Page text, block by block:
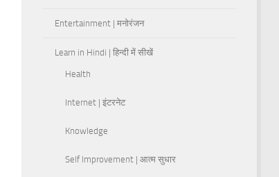
Entertainment | मनोरंजन
Learn in Hindi | हिन्दी में सीखें
Health
Internet | इंटरनेट
Knowledge
Self Improvement | आत्म सुधार